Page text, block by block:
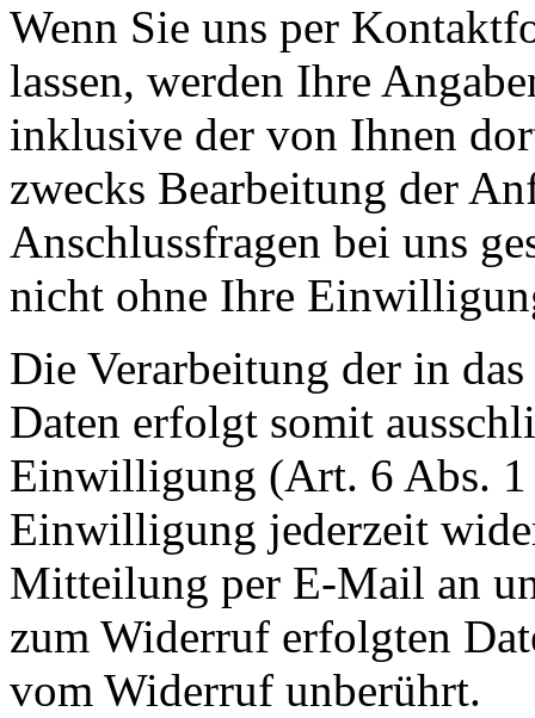
Wenn Sie uns per
lassen, werden Ihre
inklusive der von Ihnen
zwecks Bearbeitung der
Anschlussfragen bei uns
nicht ohne Ihre
Die Verarbeitung der in
Daten erfolgt somit
Einwilligung (Art. 6 Abs. 1
Einwilligung jederzeit
Mitteilung per E-Mail an
zum Widerruf erfolgten
vom Widerruf unberührt.